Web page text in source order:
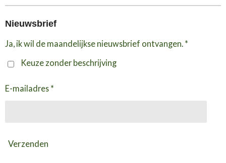
Nieuwsbrief
Ja, ik wil de maandelijkse nieuwsbrief ontvangen. *
Keuze zonder beschrijving
E-mailadres *
Verzenden